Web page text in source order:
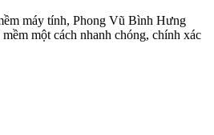
máy tính, Phong Vũ Bình Hưng
một cách nhanh chóng, chính xác